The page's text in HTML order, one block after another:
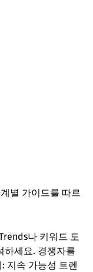
별 가이드를 따르
나 키워드 도
하세요. 경쟁자를
지속 가능성 트렌